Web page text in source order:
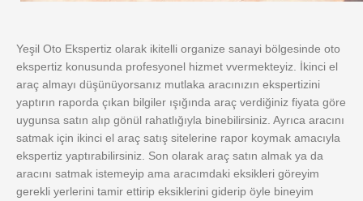
Yeşil Oto Ekspertiz olarak ikitelli organize sanayi bölgesinde oto
ekspertiz konusunda profesyonel hizmet vvermekteyiz. İkinci el
araç almayı düşünüyorsanız mutlaka aracınızın ekspertizini
yaptırın raporda çıkan bilgiler ışığında araç verdiğiniz fiyata göre
uygunsa satın alıp gönül rahatlığıyla binebilirsiniz. Ayrıca aracını
satmak için ikinci el araç satış sitelerine rapor koymak amacıyla
ekspertiz yaptırabilirsiniz. Son olarak araç satın almak ya da
aracını satmak istemeyip ama aracımdaki eksikleri göreyim
gerekli yerlerini tamir ettirip eksiklerini giderip öyle bineyim